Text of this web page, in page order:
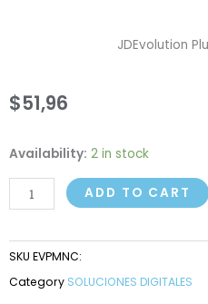
JDEvolution
$51,96
Availability: 2 in stock
PILAR
EN
BLOQUE
DE
CON
ADD TO CART
SKU EVPMNC:
Category SOLUCIONES DIGITALES